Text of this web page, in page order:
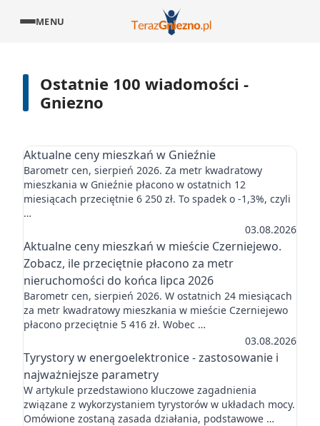
MENU
Ostatnie 100 wiadomości -
Gniezno
Aktualne ceny mieszkań w Gnieźnie
Barometr cen, sierpień 2026. Za metr kwadratowy
mieszkania w Gnieźnie płacono w ostatnich 12
miesiącach przeciętnie 6 250 zł. To spadek o -1,3%, czyli
…
03.08.2026
Aktualne ceny mieszkań w mieście Czerniejewo.
Zobacz, ile przeciętnie płacono za metr
nieruchomości do końca lipca 2026
Barometr cen, sierpień 2026. W ostatnich 24 miesiącach
za metr kwadratowy mieszkania w mieście Czerniejewo
płacono przeciętnie 5 416 zł. Wobec …
03.08.2026
Tyrystory w energoelektronice - zastosowanie i
najważniejsze parametry
W artykule przedstawiono kluczowe zagadnienia
związane z wykorzystaniem tyrystorów w układach mocy.
Omówione zostaną zasada działania, podstawowe …